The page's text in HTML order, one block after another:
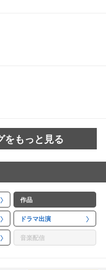
をもっと見る
作品
ドラマ出演
音楽配信